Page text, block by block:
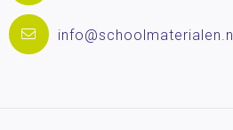
info@schoolmaterialen.nl